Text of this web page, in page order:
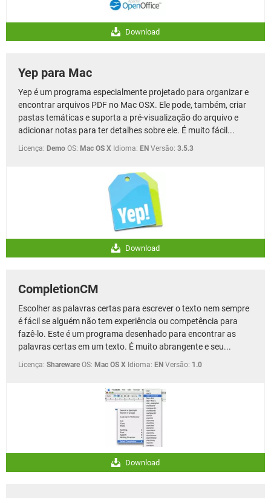
Download
Yep para Mac
Yep é um programa especialmente projetado para organizar e
encontrar arquivos PDF no Mac OSX. Ele pode, também, criar
pastas temáticas e suporta a pré-visualização do arquivo e
adicionar notas para ter detalhes sobre ele. É muito fácil...
Licença: Demo OS: Mac OS X Idioma: EN Versão: 3.5.3
Download
CompletionCM
Escolher as palavras certas para escrever o texto nem sempre
é fácil se alguém não tem experiência ou competência para
fazê-lo. Este é um programa desenhado para encontrar as
palavras certas em um texto. É muito abrangente e seu...
Licença: Shareware OS: Mac OS X Idioma: EN Versão: 1.0
Download